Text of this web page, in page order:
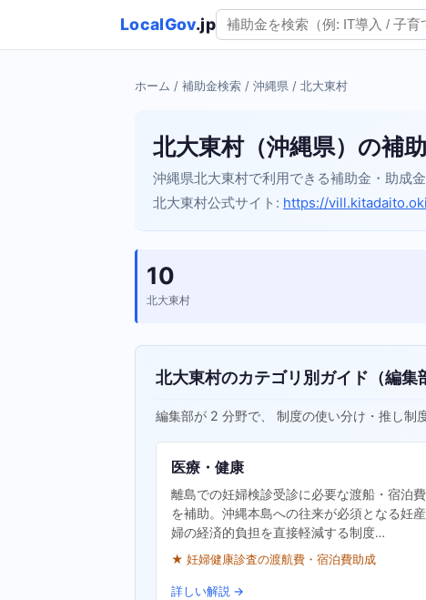
LocalGov.jp
ホーム / 補助金検索 / 沖縄県 / 北大東村
北大東村（沖縄県）の補
沖縄県北大東村で利用できる補助金・助成
北大東村公式サイト: https://
10
北大東村
北大東村のカテゴリ別ガイド（編集
編集部が 2 分野で、 制度の使い分け・推し制
医療・健康
離島での妊婦検診受診に必要な渡船・宿泊費
を補助。沖縄本島への往来が必須となる妊産
婦の経済的負担を直接軽減する制度…
★ 妊婦健康診査の渡航費・宿泊費助成
詳しい解説 →